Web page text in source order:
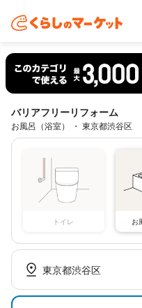
バリアフリーリフォーム
お風呂（浴室） ・ 東京都渋谷区
トイレ お
東京都渋谷区